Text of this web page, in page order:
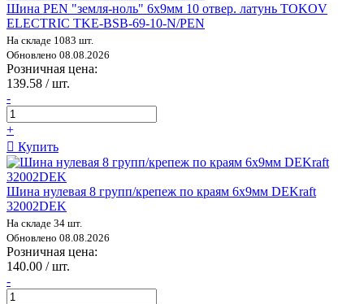
Шина PEN "земля-ноль" 6х9мм 10 отвер. латунь TOKOV
ELECTRIC TKE-BSB-69-10-N/PEN
На складе 1083 шт.
Обновлено 08.08.2026
Розничная цена:
139.58 / шт.
-
+
Купить
Шина нулевая 8 групп/крепеж по краям 6х9мм DEKraft
32002DEK
На складе 34 шт.
Обновлено 08.08.2026
Розничная цена:
140.00 / шт.
-